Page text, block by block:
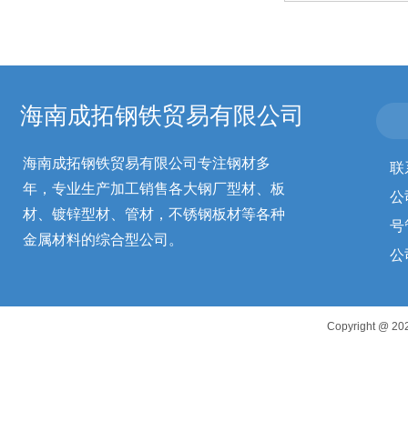
海南成拓钢铁贸易有限公司专注钢材多
年，专业生产加工销售各大钢厂型材、板
材、镀锌型材、管材，不锈钢板材等各种
金属材料的综合型公司。
联
公
号
公
海南成拓钢铁贸易有限公司
Copyright @